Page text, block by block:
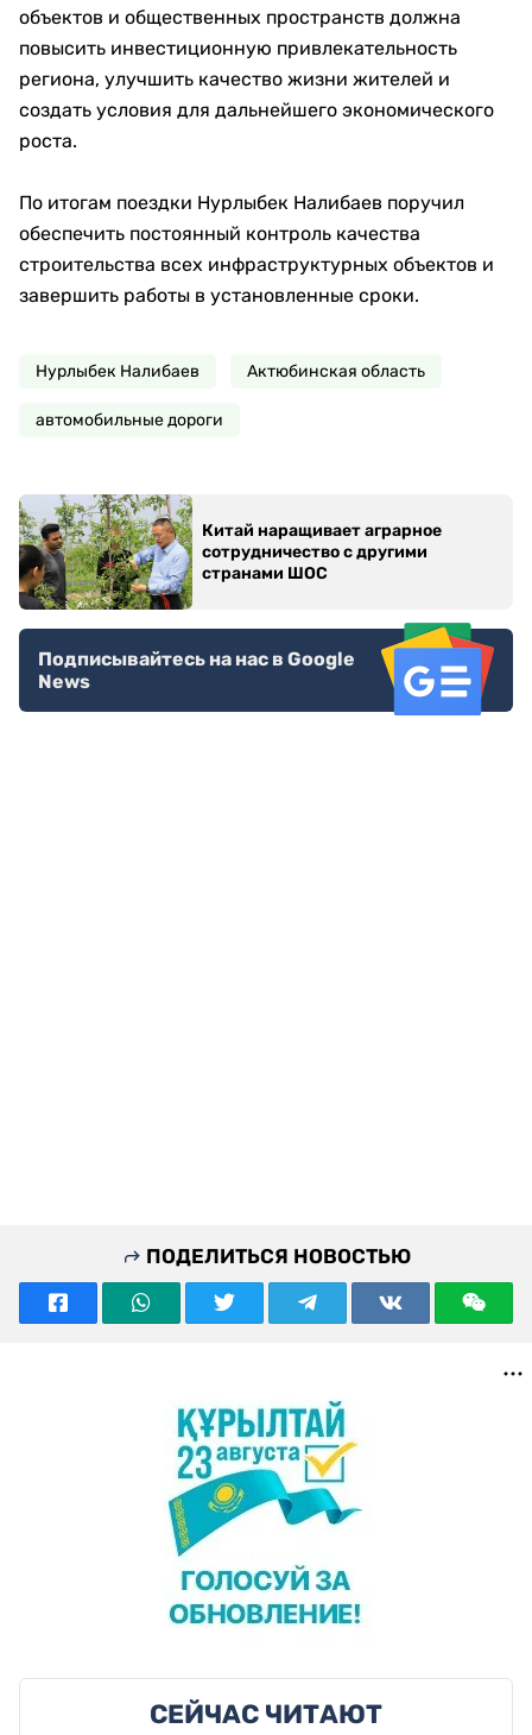
объектов и общественных пространств должна
повысить инвестиционную привлекательность
региона, улучшить качество жизни жителей и
создать условия для дальнейшего экономического
роста.
По итогам поездки Нурлыбек Налибаев поручил
обеспечить постоянный контроль качества
строительства всех инфраструктурных объектов и
завершить работы в установленные сроки.
Нурлыбек Налибаев Актюбинская область
автомобильные дороги
Китай наращивает аграрное
сотрудничество с другими
странами ШОС
Подписывайтесь на нас в Google
News
ПОДЕЛИТЬСЯ НОВОСТЬЮ
СЕЙЧАС ЧИТАЮТ